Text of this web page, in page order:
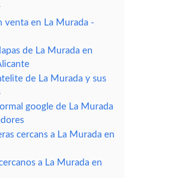
venta en La Murada -
de La Murada en
de La Murada y sus
google de La Murada
cercans a La Murada en
a La Murada en